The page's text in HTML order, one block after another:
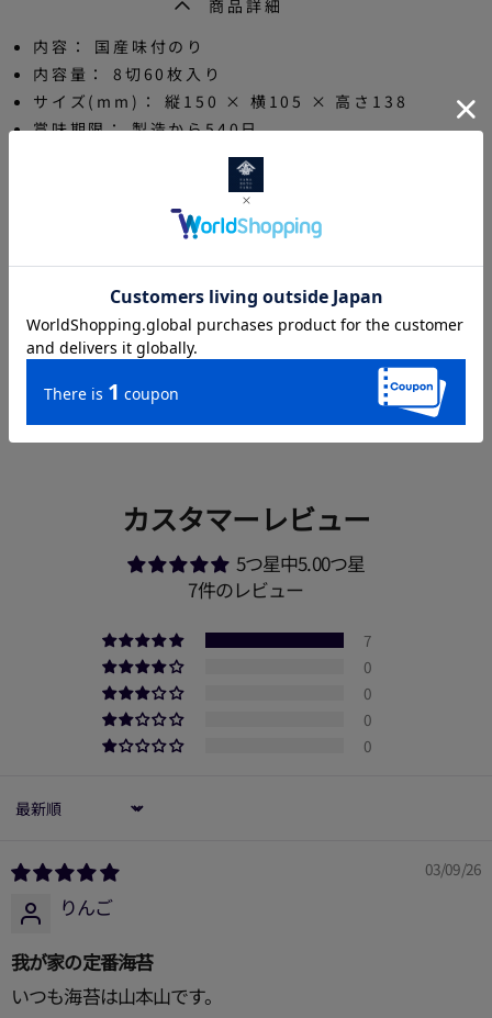
商品詳細
内容：
国産味付のり
内容量：
8切60枚入り
サイズ(mm)：
縦150 × 横105 × 高さ138
賞味期限： 製造から540日
特定原材料等（28品目）：
商品コード：KST-NA
(5.0)
#ごはんのお供
#ご自宅用
#カット海苔
カスタマーレビュー
5つ星中5.00つ星
7件のレビュー
7
0
0
0
0
Sort by
03/09/26
りんご
我が家の定番海苔
いつも海苔は山本山です。